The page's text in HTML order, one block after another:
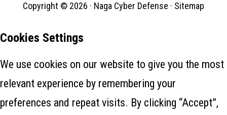
Copyright © 2026 · Naga Cyber Defense · Sitemap
Cookies Settings
We use cookies on our website to give you the most
relevant experience by remembering your
preferences and repeat visits. By clicking “Accept”,